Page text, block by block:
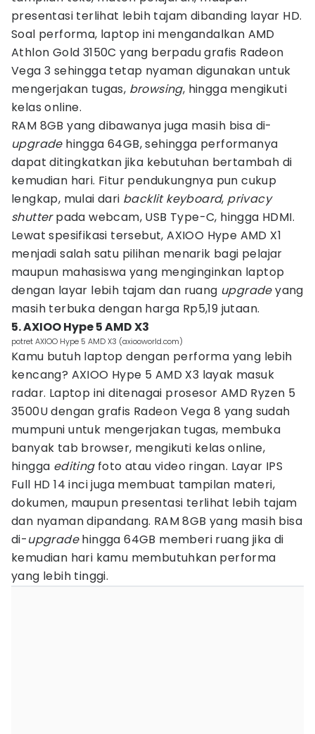
presentasi terlihat lebih tajam dibanding layar HD.
Soal performa, laptop ini mengandalkan AMD
Athlon Gold 3150C yang berpadu grafis Radeon
Vega 3 sehingga tetap nyaman digunakan untuk
mengerjakan tugas, browsing, hingga mengikuti
kelas online.
RAM 8GB yang dibawanya juga masih bisa di-
upgradehingga 64GB, sehingga performanya
dapat ditingkatkan jika kebutuhan bertambah di
kemudian hari. Fitur pendukungnya pun cukup
lengkap, mulai dari backlit keyboard, privacy
shutterpada webcam, USB Type-C, hingga HDMI.
Lewat spesifikasi tersebut, AXIOO Hype AMD X1
menjadi salah satu pilihan menarik bagi pelajar
maupun mahasiswa yang menginginkan laptop
dengan layar lebih tajam dan ruang upgradeyang
masih terbuka dengan harga Rp5,19 jutaan.
5. AXIOO Hype 5 AMD X3
potret AXIOO Hype 5 AMD X3 (axiooworld.com)
Kamu butuh laptop dengan performa yang lebih
kencang? AXIOO Hype 5 AMD X3 layak masuk
radar. Laptop ini ditenagai prosesor AMD Ryzen 5
3500U dengan grafis Radeon Vega 8 yang sudah
mumpuni untuk mengerjakan tugas, membuka
banyak tab browser, mengikuti kelas online,
hingga editingfoto atau video ringan. Layar IPS
Full HD 14 inci juga membuat tampilan materi,
dokumen, maupun presentasi terlihat lebih tajam
dan nyaman dipandang. RAM 8GB yang masih bisa
di-upgradehingga 64GB memberi ruang jika di
kemudian hari kamu membutuhkan performa
yang lebih tinggi.